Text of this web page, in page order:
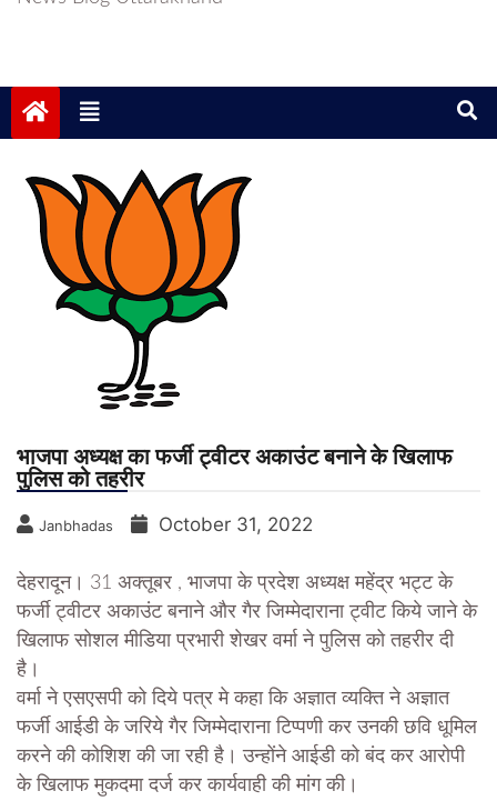
भाजपा अध्यक्ष का फर्जी ट्वीटर अकाउंट बनाने के खिलाफ
पुलिस को तहरीर
Janbhadas October 31, 2022
देहरादून। 31 अक्तूबर , भाजपा के प्रदेश अध्यक्ष महेंद्र भट्ट के
फर्जी ट्वीटर अकाउंट बनाने और गैर जिम्मेदाराना ट्वीट किये जाने के
खिलाफ सोशल मीडिया प्रभारी शेखर वर्मा ने पुलिस को तहरीर दी
है।
वर्मा ने एसएसपी को दिये पत्र मे कहा कि अज्ञात व्यक्ति ने अज्ञात
फर्जी आईडी के जरिये गैर जिम्मेदाराना टिप्पणी कर उनकी छवि धूमिल
करने की कोशिश की जा रही है। उन्होंने आईडी को बंद कर आरोपी
के खिलाफ मुकदमा दर्ज कर कार्यवाही की मांग की।